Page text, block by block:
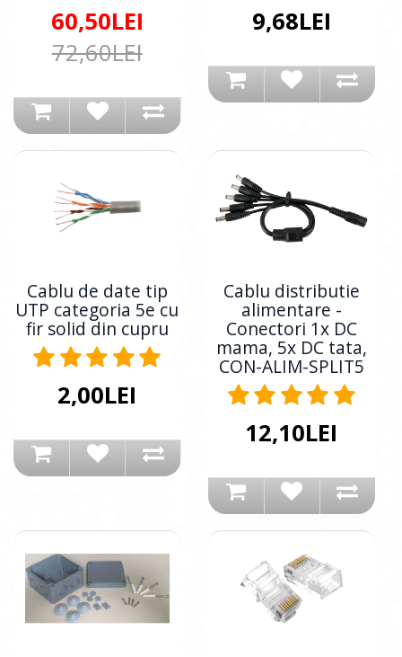
60,50LEI
72,60LEI
9,68LEI
Cablu de date tip
UTP categoria 5e cu
fir solid din cupru
2,00LEI
Cablu distributie
alimentare -
Conectori 1x DC
mama, 5x DC tata,
CON-ALIM-SPLIT5
12,10LEI